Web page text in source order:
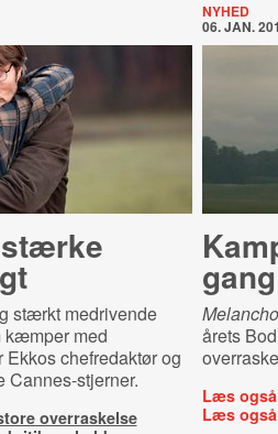
stærkt medrivende
kæmper med
chefredaktør og
Cannes-stjerner.
overraskelse
NYHED
06. JAN.
gang
årets
Læs
Læs